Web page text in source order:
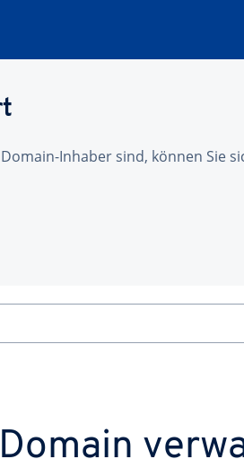
Inhaber sind, können Sie